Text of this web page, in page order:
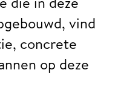
vind
concrete
op deze